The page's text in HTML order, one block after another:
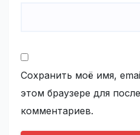
Сохранить моё имя,
этом браузере для
комментариев.